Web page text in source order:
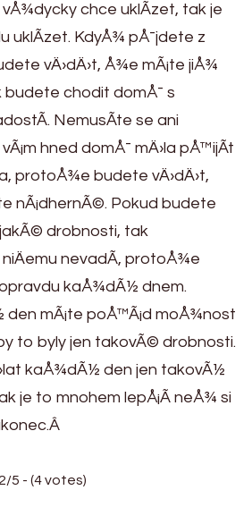
vÅ¾dycky chce uklÃ­zet, tak je
uklÃ­zet. KdyÅ¾ pÅ¯jdete z
vÄ›dÄ›t, Å¾e mÃ¡te jiÅ¾
budete chodit domÅ¯ s
NemusÃ­te se ani
hned domÅ¯ mÄ›la pÅ™ijÃ­t
protoÅ¾e budete vÄ›dÄ›t,
nÃ¡dhernÃ©. Pokud budete
drobnosti, tak
nevadÃ­, protoÅ¾e
kaÅ¾dÃ½ dnem.
mÃ¡te poÅ™Ã¡d moÅ¾nost
to byly jen takovÃ© drobnosti.
kaÅ¾dÃ½ den jen takovÃ½
je to mnohem lepÅ¡Ã­ neÅ¾ si
5 - (4 votes)